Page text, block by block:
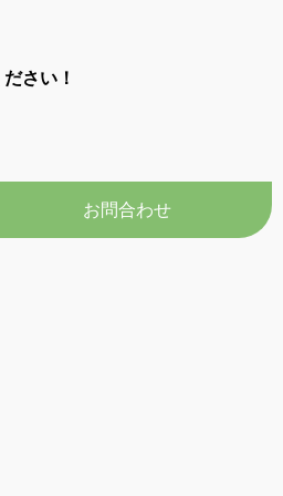
さい！
お問合わせ